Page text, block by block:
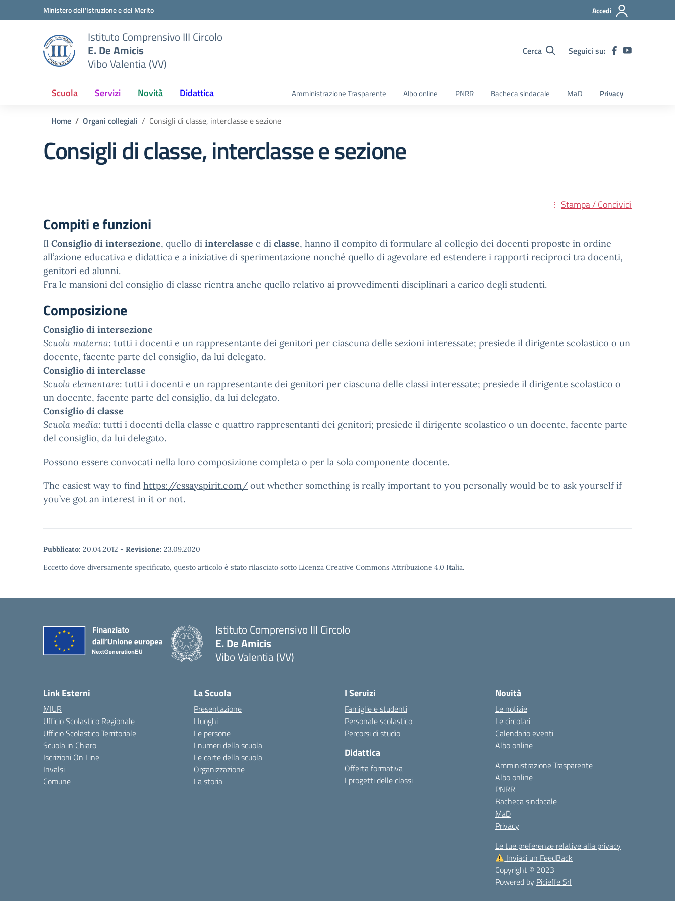
Vai ai contenuti
Vai al menu di navigazioneMinistero dell'Istruzione e del Merito Accedi
Istituto Comprensivo III Circolo
E. De Amicis
Vibo Valentia (VV)
Cerca Seguici su:
Scuola Servizi Novità Didattica Amministrazione Trasparente Albo online PNRR Bacheca sindacale MaD Privacy
Home Organi collegiali Consigli di classe, interclasse e sezione
Consigli di classe, interclasse e sezione
Stampa / Condividi
Compiti e funzioni
Il Consiglio di intersezione, quello di interclasse e di classe, hanno il compito di formulare al collegio dei docenti proposte in ordine
all’azione educativa e didattica e a iniziative di sperimentazione nonché quello di agevolare ed estendere i rapporti reciproci tra docenti,
genitori ed alunni.
Fra le mansioni del consiglio di classe rientra anche quello relativo ai provvedimenti disciplinari a carico degli studenti.
Composizione
Consiglio di intersezione
Scuola materna: tutti i docenti e un rappresentante dei genitori per ciascuna delle sezioni interessate; presiede il dirigente scolastico o un
docente, facente parte del consiglio, da lui delegato.
Consiglio di interclasse
Scuola elementare: tutti i docenti e un rappresentante dei genitori per ciascuna delle classi interessate; presiede il dirigente scolastico o
un docente, facente parte del consiglio, da lui delegato.
Consiglio di classe
Scuola media: tutti i docenti della classe e quattro rappresentanti dei genitori; presiede il dirigente scolastico o un docente, facente parte
del consiglio, da lui delegato.
Possono essere convocati nella loro composizione completa o per la sola componente docente.
The easiest way to find https://essayspirit.com/ out whether something is really important to you personally would be to ask yourself if
you’ve got an interest in it or not.
Pubblicato: 20.04.2012 - Revisione: 23.09.2020
Eccetto dove diversamente specificato, questo articolo è stato rilasciato sotto Licenza Creative Commons Attribuzione 4.0 Italia.
Istituto Comprensivo III Circolo
E. De Amicis
Vibo Valentia (VV)
Link Esterni
MIUR
Ufficio Scolastico Regionale
Ufficio Scolastico Territoriale
Scuola in Chiaro
Iscrizioni On Line
Invalsi
Comune
La Scuola
Presentazione
I luoghi
Le persone
I numeri della scuola
Le carte della scuola
Organizzazione
La storia
I Servizi
Famiglie e studenti
Personale scolastico
Percorsi di studio
Didattica
Offerta formativa
I progetti delle classi
Novità
Le notizie
Le circolari
Calendario eventi
Albo online
Amministrazione Trasparente
Albo online
PNRR
Bacheca sindacale
MaD
Privacy
Le tue preferenze relative alla privacy
Inviaci un FeedBack
Copyright © 2023
Powered by Picieffe Srl